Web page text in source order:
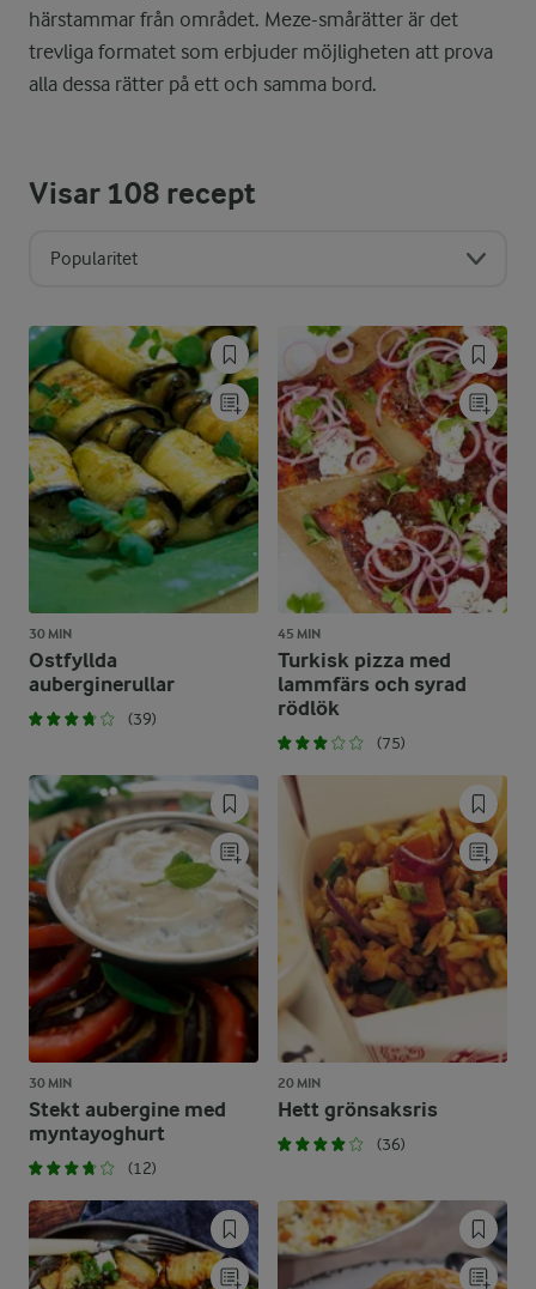
härstammar från området. Meze-smårätter är det
trevliga formatet som erbjuder möjligheten att prova
alla dessa rätter på ett och samma bord.
Visar108 recept
Popularitet
30 MIN
Ostfyllda
auberginerullar
(39)
45 MIN
Turkisk pizza med
lammfärs och syrad
rödlök
(75)
30 MIN
Stekt aubergine med
myntayoghurt
(12)
20 MIN
Hett grönsaksris
(36)